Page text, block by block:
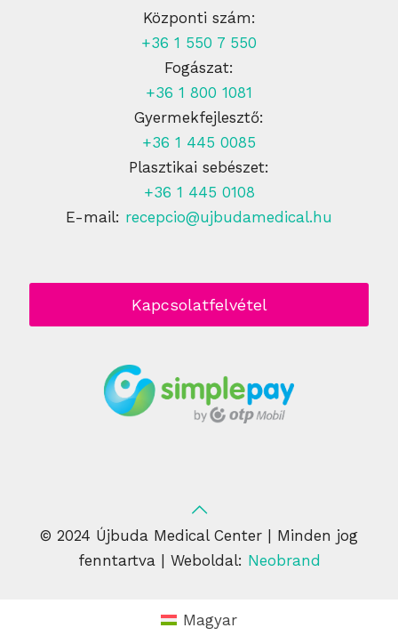
Központi szám:
+36 1 550 7 550
Fogászat:
+36 1 800 1081
Gyermekfejlesztő:
+36 1 445 0085
Plasztikai sebészet:
+36 1 445 0108
E-mail: recepcio@ujbudamedical.hu
Kapcsolatfelvétel
© 2024 Újbuda Medical Center | Minden jog
fenntartva | Weboldal: Neobrand
Magyar